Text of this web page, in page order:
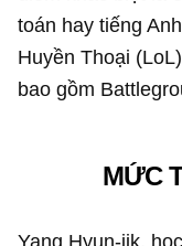
toán hay tiếng
Huyền Thoại
bao gồm
MỨC
Yang Hyun-jik,